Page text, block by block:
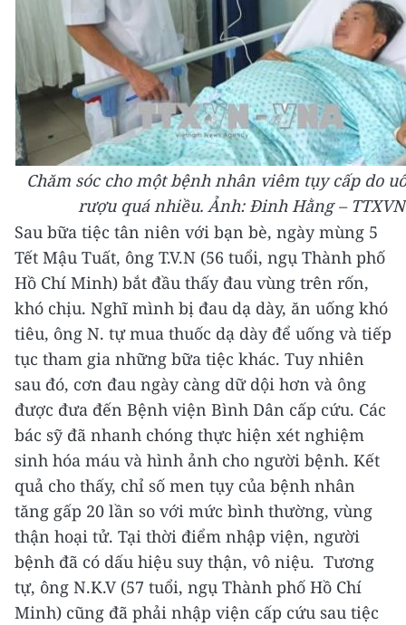
Chăm sóc cho một bệnh nhân viêm tụy cấp do
rượu quá nhiều. Ảnh: Đinh Hằng – TTXVN
Sau bữa tiệc tân niên với bạn bè, ngày mùng 5
Tết Mậu Tuất, ông T.V.N (56 tuổi, ngụ Thành phố
Hồ Chí Minh) bắt đầu thấy đau vùng trên rốn,
khó chịu. Nghĩ mình bị đau dạ dày, ăn uống khó
tiêu, ông N. tự mua thuốc dạ dày để uống và tiếp
tục tham gia những bữa tiệc khác. Tuy nhiên
sau đó, cơn đau ngày càng dữ dội hơn và ông
được đưa đến Bệnh viện Bình Dân cấp cứu. Các
bác sỹ đã nhanh chóng thực hiện xét nghiệm
sinh hóa máu và hình ảnh cho người bệnh. Kết
quả cho thấy, chỉ số men tụy của bệnh nhân
tăng gấp 20 lần so với mức bình thường, vùng
thận hoại tử. Tại thời điểm nhập viện, người
bệnh đã có dấu hiệu suy thận, vô niệu. Tương
tự, ông N.K.V (57 tuổi, ngụ Thành phố Hồ Chí
Minh) cũng đã phải nhập viện cấp cứu sau tiệc